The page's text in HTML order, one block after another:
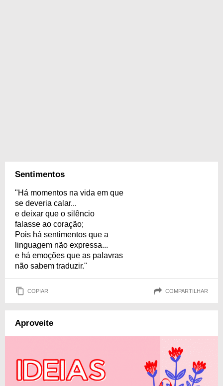
Sentimentos
"Há momentos na vida em que
se deveria calar...
e deixar que o silêncio
falasse ao coração;
Pois há sentimentos que a
linguagem não expressa...
e há emoções que as palavras
não sabem traduzir."
COPIAR COMPARTILHAR
Aproveite